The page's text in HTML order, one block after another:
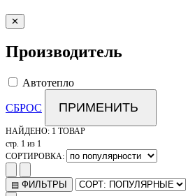
✕
Производитель
Автотепло
СБРОС ПРИМЕНИТЬ
НАЙДЕНО: 1 ТОВАР
стр. 1 из 1
СОРТИРОВКА:
▤ ФИЛЬТРЫ